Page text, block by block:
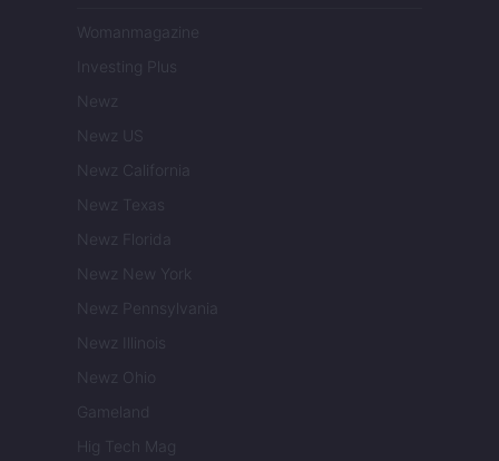
Womanmagazine
Investing Plus
Newz
Newz US
Newz California
Newz Texas
Newz Florida
Newz New York
Newz Pennsylvania
Newz Illinois
Newz Ohio
Gameland
Hig Tech Mag